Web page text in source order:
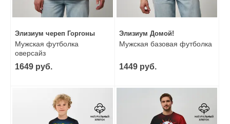
Элизиум череп Горгоны
Мужская футболка
оверсайз
1649 руб.
Элизиум Домой!
Мужская базовая футболка
1449 руб.